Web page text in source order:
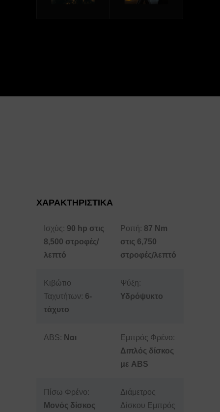
ΧΑΡΑΚΤΗΡΙΣΤΙΚΑ
Ισχύς: 90 hp στις
8,500 στροφές/
λεπτό
Ροπή: 87 Nm
στις 6,750
στροφές/λεπτό
Κιβώτιο
Ταχυτήτων: 6-
τάχυτο
Ψύξη:
Υδρόψυκτο
ABS: Ναι
Εμπρός Φρένο:
Διπλός δίσκος
με ABS
Πίσω Φρένο:
Μονός δίσκος
Διάμετρος
Δίσκου Εμπρός